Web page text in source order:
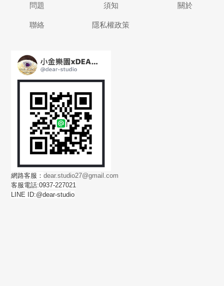
問題 須知 關於
聯絡 隱私權政策
網路客服：dear.studio27@gmail.com
客服電話:0937-227021
LINE ID:@dear-studio